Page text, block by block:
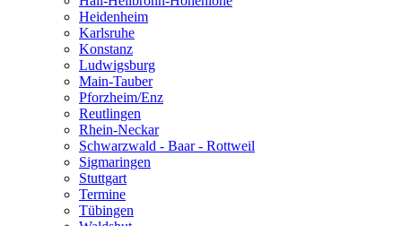
Heidenheim
Karlsruhe
Konstanz
Ludwigsburg
Main-Tauber
Pforzheim/Enz
Reutlingen
Rhein-Neckar
Schwarzwald - Baar - Rottweil
Sigmaringen
Stuttgart
Termine
Tübingen